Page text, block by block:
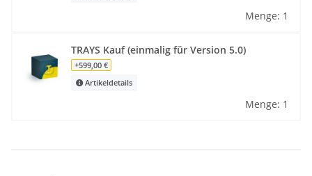
Menge: 1
TRAYS Kauf (einmalig für Version 5.0)
+599,00 €
Artikeldetails
Menge: 1